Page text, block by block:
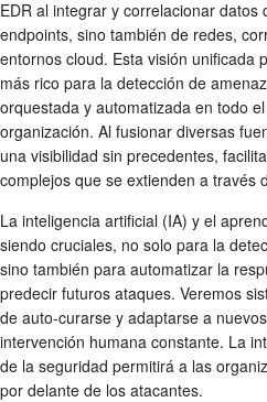
EDR al integrar y correlacionar
endpoints, sino también de redes,
entornos cloud. Esta visión unificada
más rico para la detección de
orquestada y automatizada en todo
organización. Al fusionar diversas
una visibilidad sin precedentes,
complejos que se extienden a través
La inteligencia artificial (IA) y el
siendo cruciales, no solo para la
sino también para automatizar la
predecir futuros ataques. Veremos
de auto-curarse y adaptarse a
intervención humana constante. La
de la seguridad permitirá a las
por delante de los atacantes.